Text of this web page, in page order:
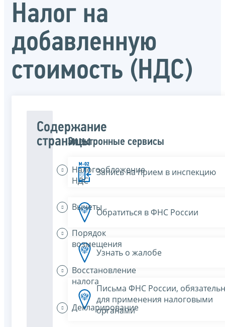
Налог на
добавленную
стоимость (НДС)
Содержание
страницы
Налогообложение
НДС
Вычеты
Порядок
возмещения
Восстановление
налога
Декларирование
Электронные сервисы
Запись на прием в инспекцию
Обратиться в ФНС России
Узнать о жалобе
Письма ФНС России,
для применения налоговыми
органами